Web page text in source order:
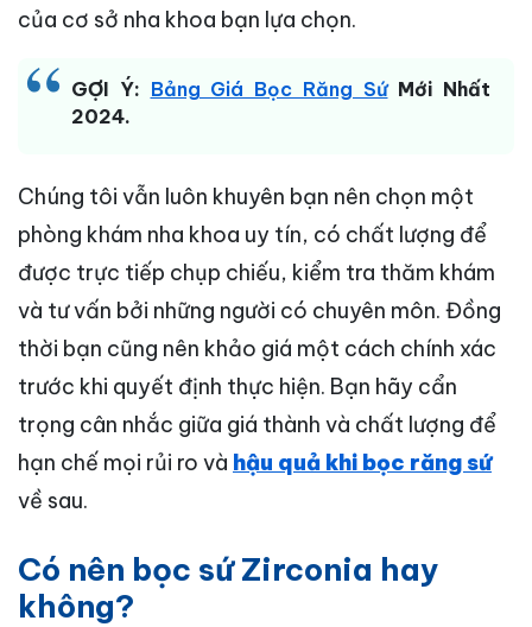
của cơ sở nha khoa bạn lựa chọn.
GỢI Ý: Bảng Giá Bọc Răng SứMới Nhất
2024.
Chúng tôi vẫn luôn khuyên bạn nên chọn một
phòng khám nha khoa uy tín, có chất lượng để
được trực tiếp chụp chiếu, kiểm tra thăm khám
và tư vấn bởi những người có chuyên môn. Đồng
thời bạn cũng nên khảo giá một cách chính xác
trước khi quyết định thực hiện. Bạn hãy cẩn
trọng cân nhắc giữa giá thành và chất lượng để
hạn chế mọi rủi ro và hậu quả khi bọc răng sứ
về sau.
Có nên bọc sứ Zirconia hay
không?